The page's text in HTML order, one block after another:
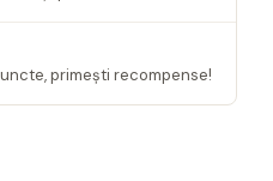
primești recompense!